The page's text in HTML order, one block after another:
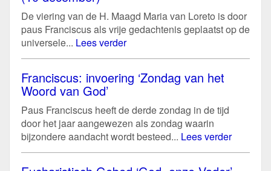
De viering van de H. Maagd Maria van Loreto is door
paus Franciscus als vrije gedachtenis geplaatst op de
universele... Lees verder
Franciscus: invoering ‘Zondag van het
Woord van God’
Paus Franciscus heeft de derde zondag in de tijd
door het jaar aangewezen als zondag waarin
bijzondere aandacht wordt besteed... Lees verder